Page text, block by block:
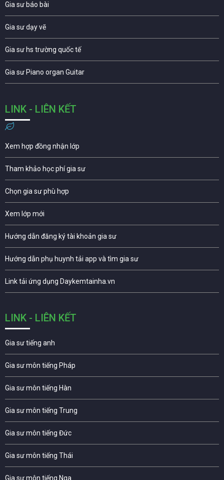
Gia sư báo bài
Gia sư dạy vẽ
Gia sư hs trường quốc tế
Gia sư Piano organ Guitar
LINK - LIÊN KẾT
Xem hợp đồng nhận lớp
Tham khảo học phí gia sư
Chọn gia sư phù hợp
Xem lớp mới
Hướng dẫn đăng ký tài khoản gia sư
Hướng dẫn phụ huynh tải app và tìm gia sư
Link tải ứng dụng Daykemtainha.vn
LINK - LIÊN KẾT
Gia sư tiếng anh
Gia sư môn tiếng Pháp
Gia sư môn tiếng Hàn
Gia sư môn tiếng Trung
Gia sư môn tiếng Đức
Gia sư môn tiếng Thái
Gia sư môn tiếng Nga